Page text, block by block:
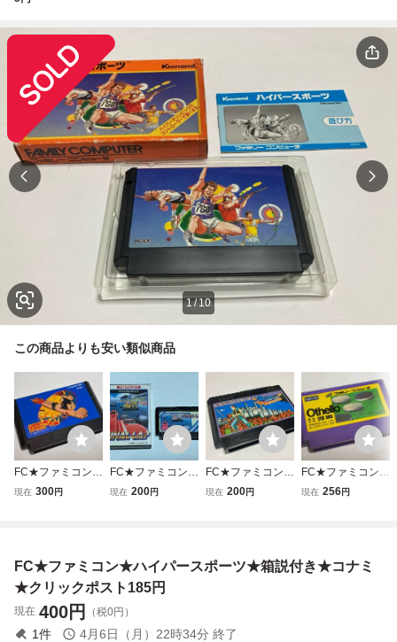
1/10
この商品よりも安い類似商品
FC★ファミコン★
鉄腕アトム★コナ
現在 300円
FC★ファミコン★
ファイナルラップ
現在 200円
FC★ファミコン★
ドラゴンスレイヤ
現在 200円
FC★ファミコン★
オセロ★河田★ツ
現在 256円
FC★ファミコン★ハイパースポーツ★箱説付き★コナミ
★クリックポスト185円
現在 400円 （税0円）
1件 4月6日（月）22時34分 終了